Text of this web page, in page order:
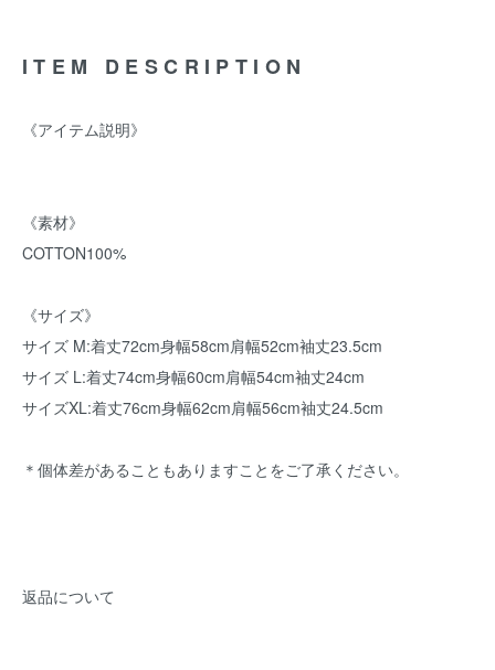
ITEM DESCRIPTION
《アイテム説明》
《素材》
COTTON100%
《サイズ》
サイズ M:着丈72cm身幅58cm肩幅52cm袖丈23.5cm
サイズ L:着丈74cm身幅60cm肩幅54cm袖丈24cm
サイズXL:着丈76cm身幅62cm肩幅56cm袖丈24.5cm
＊個体差があることもありますことをご了承ください。
返品について